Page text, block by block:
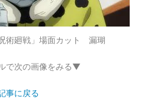
術廻戦」場面カット 漏瑚
で次の画像をみる▼
事に戻る